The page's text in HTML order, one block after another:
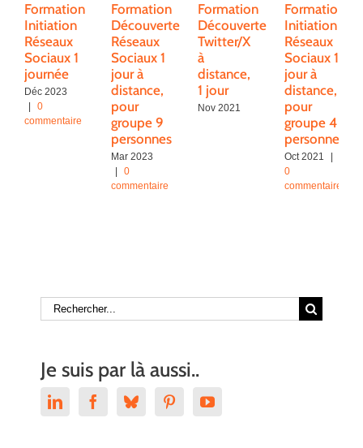
Formation
Initiation
Réseaux
Sociaux 1
journée
Déc 2023
|
0
commentaire
Formation
Découverte
Réseaux
Sociaux 1
jour à
distance,
pour
groupe 9
personnes
Mar 2023
|
0
commentaire
Formation
Découverte
Twitter/X
à
distance,
1 jour
Nov 2021
Formation
Initiation
Réseaux
Sociaux 1
jour à
distance,
pour
groupe 4
personnes
Oct 2021
|
0
commentaire
Rechercher:
Je suis par là aussi..